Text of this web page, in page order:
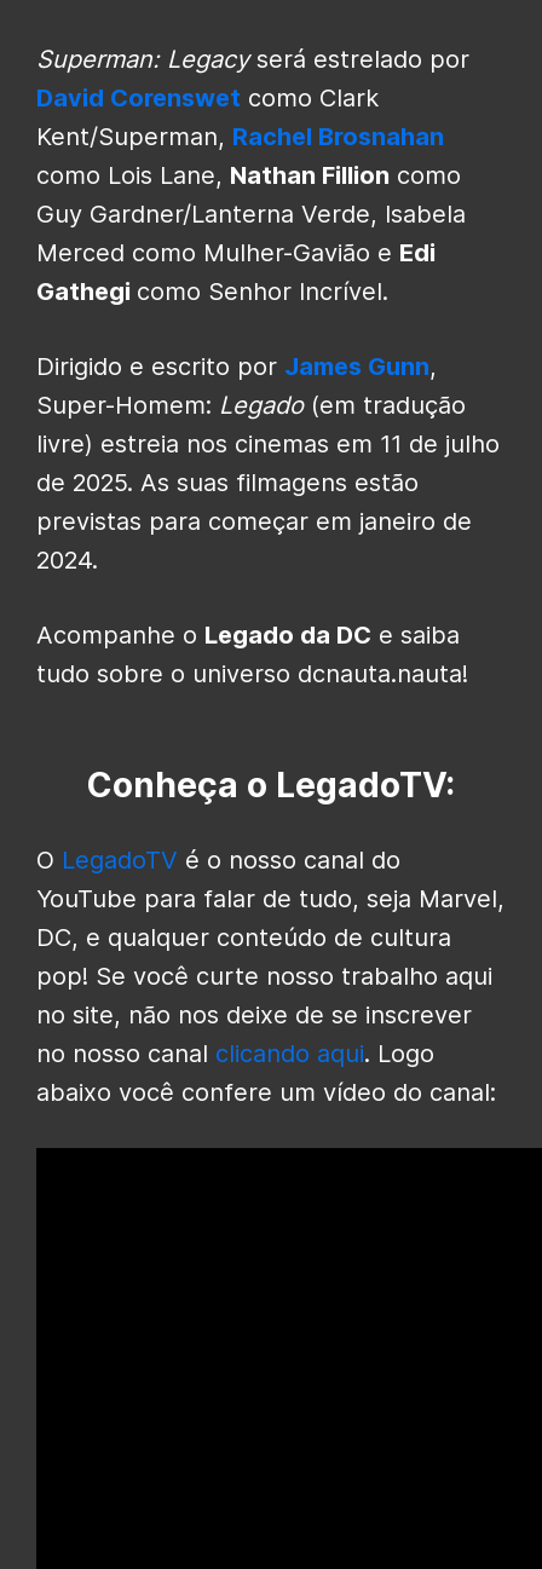
Superman: Legacyserá estrelado por
David Corenswet como Clark
Kent/Superman, Rachel Brosnahan
como Lois Lane, Nathan Fillion como
Guy Gardner/Lanterna Verde, Isabela
Merced como Mulher-Gavião e Edi
Gathegi como Senhor Incrível.
Dirigido e escrito por James Gunn,
Super-Homem: Legado(em tradução
livre) estreia nos cinemas em 11 de julho
de 2025. As suas filmagens estão
previstas para começar em janeiro de
2024.
Acompanhe o Legado da DC e saiba
tudo sobre o universo dcnauta.nauta!
Conheça o LegadoTV:
O LegadoTV é o nosso canal do
YouTube para falar de tudo, seja Marvel,
DC, e qualquer conteúdo de cultura
pop! Se você curte nosso trabalho aqui
no site, não nos deixe de se inscrever
no nosso canal clicando aqui. Logo
abaixo você confere um vídeo do canal: